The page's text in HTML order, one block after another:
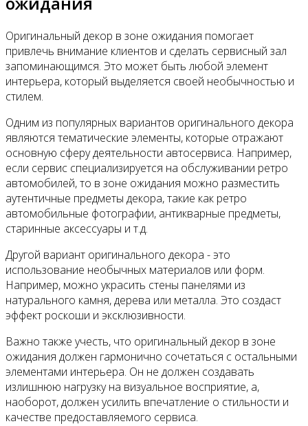
Оригинальный декор в зоне ожидания помогает
привлечь внимание клиентов и сделать сервисный зал
запоминающимся. Это может быть любой элемент
интерьера, который выделяется своей необычностью и
стилем.
Одним из популярных вариантов оригинального декора
являются тематические элементы, которые отражают
основную сферу деятельности автосервиса. Например,
если сервис специализируется на обслуживании ретро
автомобилей, то в зоне ожидания можно разместить
аутентичные предметы декора, такие как ретро
автомобильные фотографии, антикварные предметы,
старинные аксессуары и т.д.
Другой вариант оригинального декора - это
использование необычных материалов или форм.
Например, можно украсить стены панелями из
натурального камня, дерева или металла. Это создаст
эффект роскоши и эксклюзивности.
Важно также учесть, что оригинальный декор в зоне
ожидания должен гармонично сочетаться с остальными
элементами интерьера. Он не должен создавать
излишнюю нагрузку на визуальное восприятие, а,
наоборот, должен усилить впечатление о стильности и
качестве предоставляемого сервиса.